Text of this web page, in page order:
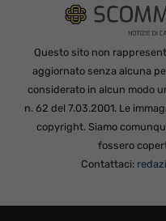
Questo sito non
aggiornato senza alcuna
considerato in alcun modo
n. 62 del 7.03.2001. Le
copyright. Siamo
fossero
Contattaci: